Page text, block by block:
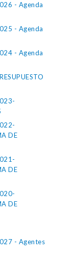
- Agenda
- Agenda
- Agenda
DE
DE
DE
- Agentes